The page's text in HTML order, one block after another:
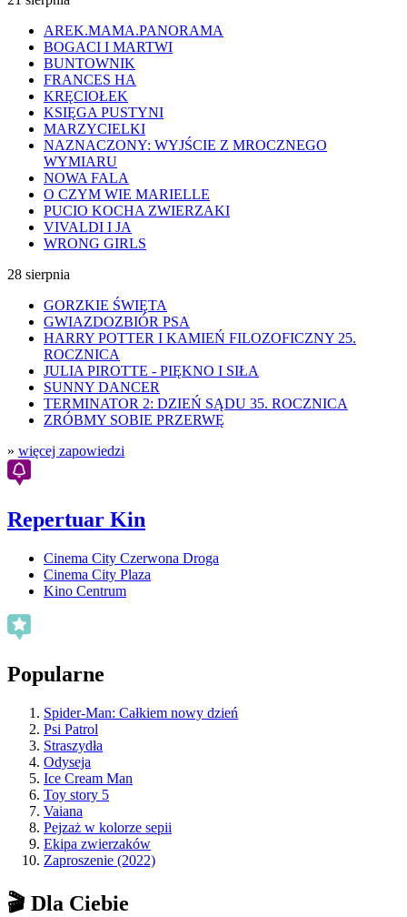
AREK.MAMA.PANORAMA
BOGACI I MARTWI
BUNTOWNIK
FRANCES HA
KRĘCIOŁEK
KSIĘGA PUSTYNI
MARZYCIELKI
NAZNACZONY: WYJŚCIE Z MROCZNEGO
WYMIARU
NOWA FALA
O CZYM WIE MARIELLE
PUCIO KOCHA ZWIERZAKI
VIVALDI I JA
WRONG GIRLS
28 sierpnia
GORZKIE ŚWIĘTA
GWIAZDOZBIÓR PSA
HARRY POTTER I KAMIEŃ FILOZOFICZNY 25.
ROCZNICA
JULIA PIROTTE - PIĘKNO I SIŁA
SUNNY DANCER
TERMINATOR 2: DZIEŃ SĄDU 35. ROCZNICA
ZRÓBMY SOBIE PRZERWĘ
» więcej zapowiedzi
Repertuar Kin
Cinema City Czerwona Droga
Cinema City Plaza
Kino Centrum
Popularne
Spider-Man: Całkiem nowy dzień
Psi Patrol
Straszydła
Odyseja
Ice Cream Man
Toy story 5
Vaiana
Pejzaż w kolorze sepii
Ekipa zwierzaków
Zaproszenie (2022)
🎬 Dla Ciebie